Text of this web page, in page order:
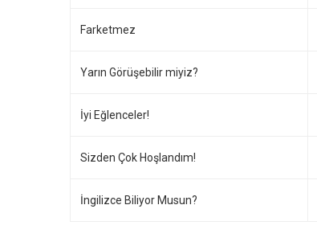
Farketmez
Yarın Görüşebilir miyiz?
İyi Eğlenceler!
Sizden Çok Hoşlandım!
İngilizce Biliyor Musun?